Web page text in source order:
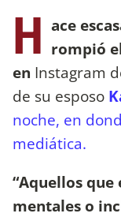
H ace
rompió
en Instagram
de su esposo
noche, en
mediática.
“Aquellos
mentales o